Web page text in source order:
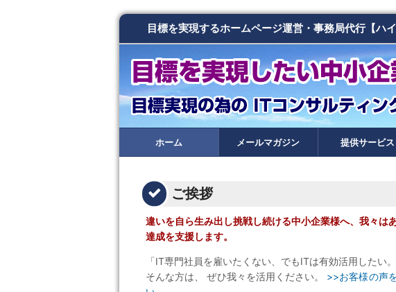
目標を実現するホームページ運営・事務局代行【ハ
ホーム メールマガジン 提供サービス
ご挨拶
違いを自ら生み出し挑戦し続ける中小企業様へ、我々は
達成を支援します。
「IT専門社員を雇いたくない、でもITは有効活用したい。
そんな方は、 ぜひ我々を活用ください。 >>お客様の声